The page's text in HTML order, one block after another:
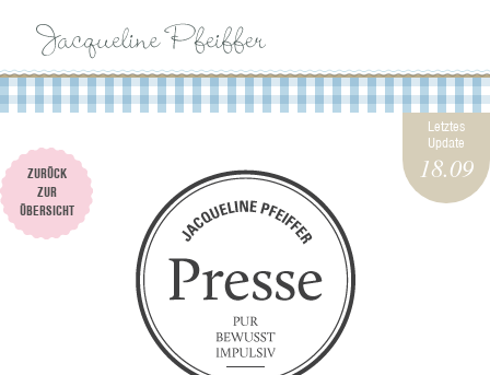
BIOGRAPHIE
IMPRESSIONEN
PFEIFFERSGIG
KOCHBÜCHER
Letztes
Update
18.09
ZURÜCK
ZUR
ÜBERSICHT